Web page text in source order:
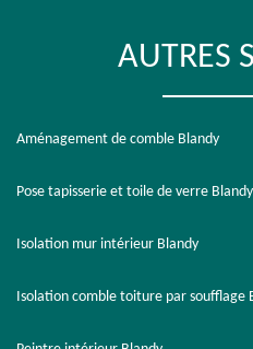
AUTRES
Aménagement de comble Blandy
Pose tapisserie et toile de verre Blandy
Isolation mur intérieur Blandy
Isolation comble toiture par soufflage